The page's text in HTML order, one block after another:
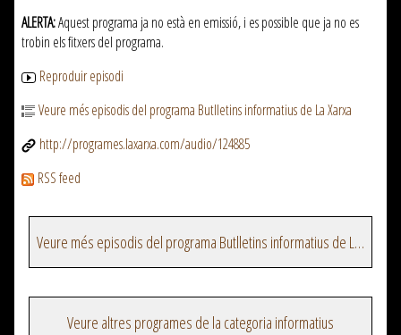
ALERTA:Aquest programa ja no està en emissió, i es possible que ja no es
trobin els fitxers del programa.
Reproduir episodi
Veure més episodis del programa Butlletins informatius de La Xarxa
http://programes.laxarxa.com/audio/124885
RSS feed
Veure més episodis del programa Butlletins informatius de La Xarxa
Veure altres programes de la categoria informatius